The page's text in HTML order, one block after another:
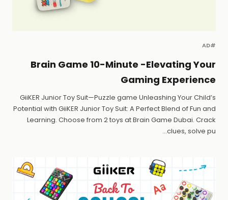
#AD
Brain Game 10-Minute -Elevating Your
Gaming Experience
GiiKER Junior Toy Suit—Puzzle game Unleashing Your Child’s
Potential with GiiKER Junior Toy Suit: A Perfect Blend of Fun and
Learning. Choose from 2 toys at Brain Game Dubai. Crack
clues, solve pu...